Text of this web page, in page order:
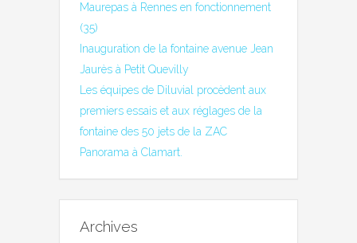
Maurepas à Rennes en fonctionnement
(35)
Inauguration de la fontaine avenue Jean
Jaurès à Petit Quevilly
Les équipes de Diluvial procèdent aux
premiers essais et aux réglages de la
fontaine des 50 jets de la ZAC
Panorama à Clamart.
Archives